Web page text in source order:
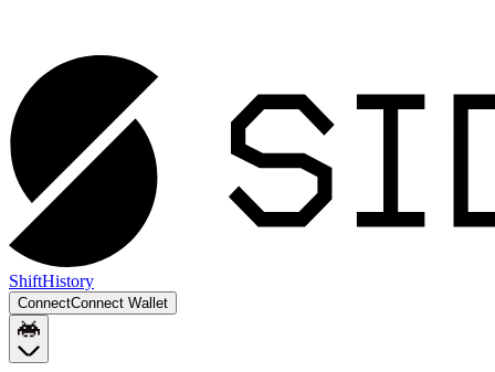
ShiftHistory
ConnectConnect Wallet